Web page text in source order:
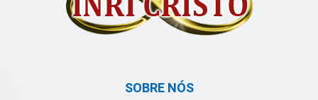
SOBRE NÓS